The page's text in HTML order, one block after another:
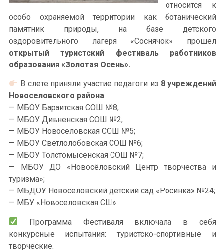
относится к
особо охраняемой территории как ботанический
памятник природы, на базе детского
оздоровительного лагеря «Соснячок» прошел
открытый туристский фестиваль работников
образования «Золотая Осень».
В слете приняли участие педагоги из 8 учреждений
Новоселовского района:
— МБОУ Бараитская СОШ №8;
— МБОУ Дивненская СОШ №2;
— МБОУ Новоселовская СОШ №5;
— МБОУ Светлолобовская СОШ №6;
— МБОУ Толстомысенская СОШ №7;
— МБОУ ДО «Новосёловский Центр творчества и
туризма»;
— МБДОУ Новоселовский детский сад «Росинка» №24;
— МБУ «Новоселовская СШ».
Программа Фестиваля включала в себя
конкурсные испытания: туристско-спортивные и
творческие.